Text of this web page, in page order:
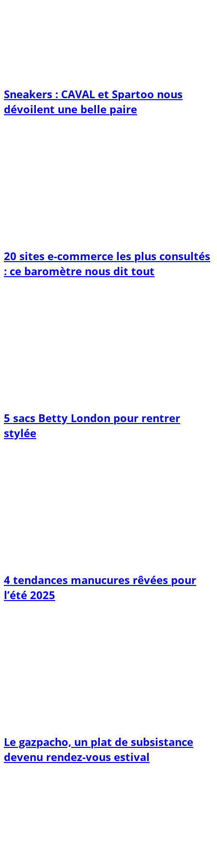
Sneakers : CAVAL et Spartoo nous
dévoilent une belle paire
20 sites e-commerce les plus consultés
: ce baromètre nous dit tout
5 sacs Betty London pour rentrer
stylée
4 tendances manucures rêvées pour
l’été 2025
Le gazpacho, un plat de subsistance
devenu rendez-vous estival